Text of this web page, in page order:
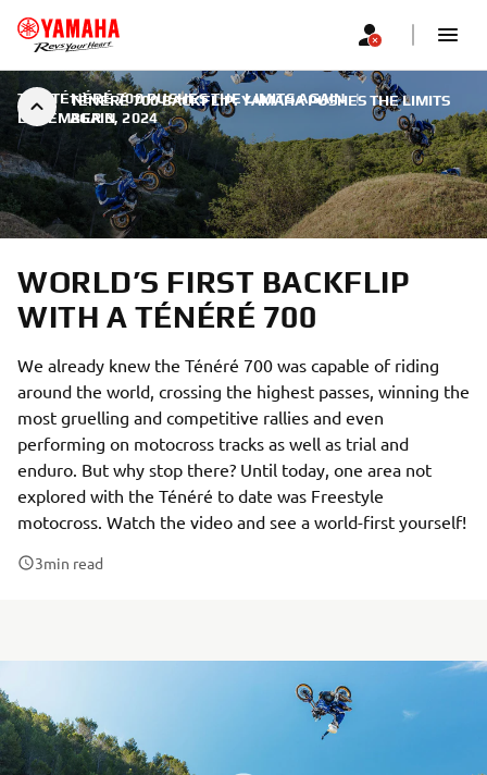
TÉNÉRÉ 700 BACKFLIP: YAMAHA PUSHES THE LIMITS
AGAIN
THE TÉNÉRÉ 700 PUSHES THE LIMITS AGAIN |
DECEMBER 3, 2024
WORLD’S FIRST BACKFLIP
WITH A TÉNÉRÉ 700
We already knew the Ténéré 700 was capable of riding
around the world, crossing the highest passes, winning the
most gruelling and competitive rallies and even
performing on motocross tracks as well as trial and
enduro. But why stop there? Until today, one area not
explored with the Ténéré to date was Freestyle
motocross. Watch the video and see a world-first yourself!
3min read